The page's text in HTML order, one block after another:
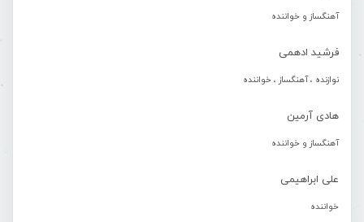
آهنگساز و خواننده
فرشید ادهمی
نوازنده ، آهنگساز ، خواننده
هادی آرمین
آهنگساز و خواننده
علی ابراهیمی
خواننده